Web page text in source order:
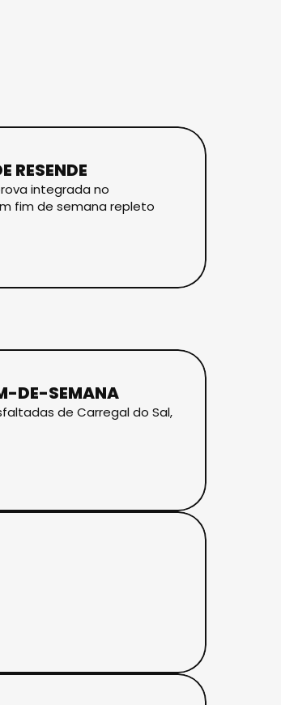
RESENDE
integrada no
fim de semana repleto
DE-SEMANA
de Carregal do Sal,